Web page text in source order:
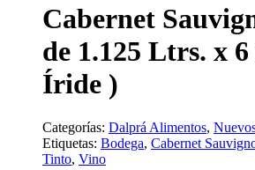
Cabernet
de 1.125 Ltrs. x
Íride )
Categorías: Dalprá Alimentos,
Etiquetas: Bodega, Cabernet
Tinto, Vino